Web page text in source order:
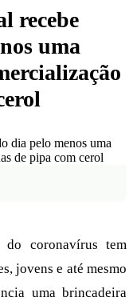
recebe
uma
coronavírus tem
jovens e até mesmo
uma brincadeira